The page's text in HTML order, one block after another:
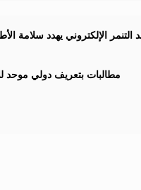
التنمر الإلكتروني يهدد سلامة
مطالبات بتعريف دولي موحد